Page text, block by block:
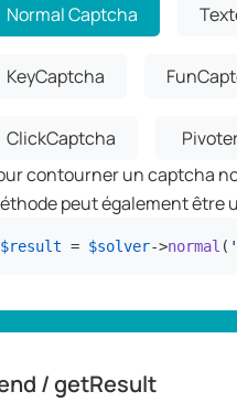
Normal Captcha
KeyCaptcha
ClickCaptcha
contourner un captcha
peut également être
$result = $solver->normal (
/ getResult